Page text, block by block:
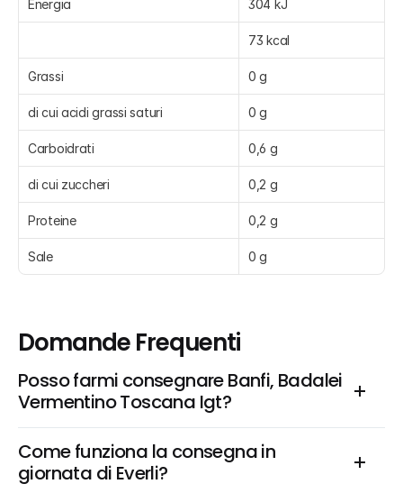
Energia 304 kJ
73 kcal
Grassi 0 g
di cui acidi grassi saturi 0 g
Carboidrati 0,6 g
di cui zuccheri 0,2 g
Proteine 0,2 g
Sale 0 g
Domande Frequenti
Posso farmi consegnare Banfi, Badalei
Vermentino Toscana Igt?
Come funziona la consegna in
giornata di Everli?